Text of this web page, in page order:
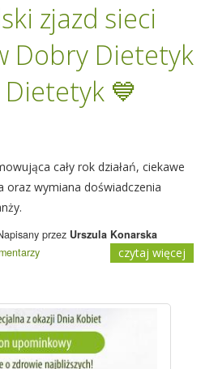
zjazd sieci
Dobry Dietetyk
💙
cały rok działań, ciekawe
oraz wymiana doświadczenia
przez Urszula Konarska
czytaj więcej